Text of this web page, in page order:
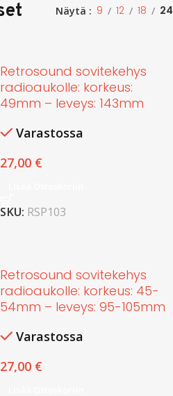
Näytä 9 12 18 24
Retrosound sovitekehys
radioaukolle: korkeus:
49mm – leveys: 143mm
Varastossa
27,00 €
SKU: RSP103
Retrosound sovitekehys
radioaukolle: korkeus: 45-
54mm – leveys: 95-105mm
Varastossa
27,00 €